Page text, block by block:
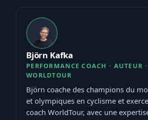
Björn Kafka
PERFORMANCE COACH · AUTEUR
WORLDTOUR
Björn coache des champions du
et olympiques en cyclisme et
coach WorldTour, avec une